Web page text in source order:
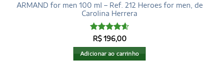
ARMAND for men 100 ml – Ref. 212 Heroes for men, de
Carolina Herrera
Avaliação
4.6de 5
R$196,00
Adicionar ao carrinho